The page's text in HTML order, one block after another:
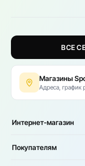
ВСЕ
Магазины
Адреса, график
Интернет-магазин
Покупателям